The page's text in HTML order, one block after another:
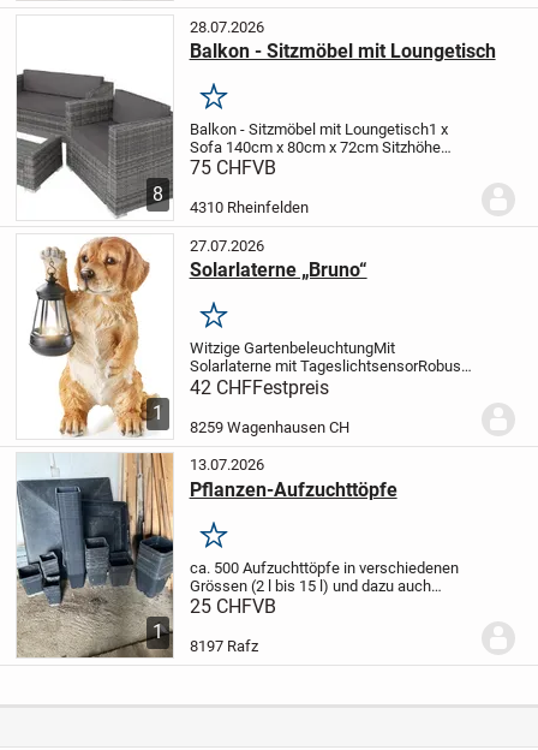
8
28.07.2026
Balkon - Sitzmöbel mit Loungetisch
Merken
Balkon - Sitzmöbel mit Loungetisch1 x
Sofa 140cm x 80cm x 72cm Sitzhöhe
48cm2 x Sessel 80cm x 80cm x72cm
99cm zusätzlich jeweils eine silberne
75 CHFVB
4310 Rheinfelden
1
27.07.2026
Solarlaterne „Bruno“
Merken
Witzige GartenbeleuchtungMit
Solarlaterne mit TageslichtsensorRobust
und wetterfestDieser niedliche Hund
leuchtet Ihnen den Weg. Seine LED-
Solarlaterne mit Tageslichtsensor
beleuchtet allabendlich...
42 CHFFestpreis
8259 Wagenhausen CH
1
13.07.2026
Pflanzen-Aufzuchttöpfe
Merken
ca. 500 Aufzuchttöpfe in verschiedenen
Grössen (2 l bis 15 l) und dazu auch
grosse Auffangschalen 1.20 m x 1.20 m
25 CHFVB
8197 Rafz